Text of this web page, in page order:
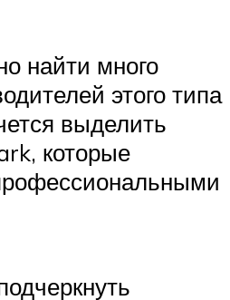
найти много
этого типа
выделить
которые